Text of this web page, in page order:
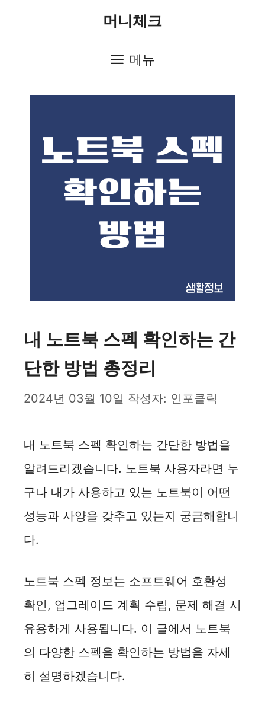
머니체크
메뉴
내 노트북 스펙 확인하는 간
단한 방법 총정리
2024년 03월 10일 작성자: 인포클릭
내 노트북 스펙 확인하는 간단한 방법을
알려드리겠습니다. 노트북 사용자라면 누
구나 내가 사용하고 있는 노트북이 어떤
성능과 사양을 갖추고 있는지 궁금해합니
다.
노트북 스펙 정보는 소프트웨어 호환성
확인, 업그레이드 계획 수립, 문제 해결 시
유용하게 사용됩니다. 이 글에서 노트북
의 다양한 스펙을 확인하는 방법을 자세
히 설명하겠습니다.